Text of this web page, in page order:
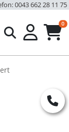
0043 662 28 11 75
0